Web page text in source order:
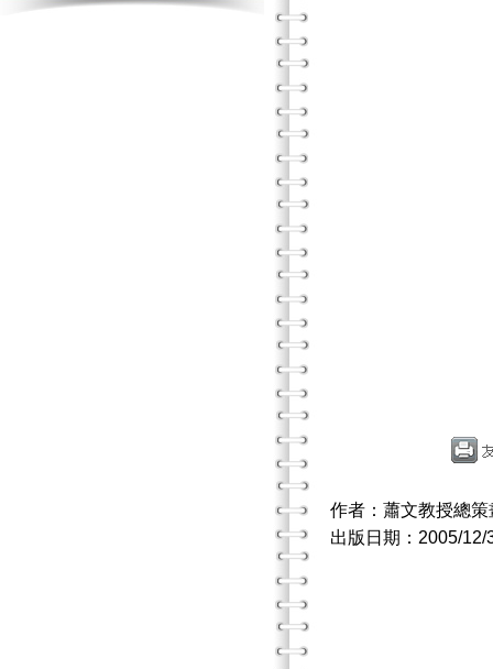
作者：蕭文教授總策
出版日期：2005/12/